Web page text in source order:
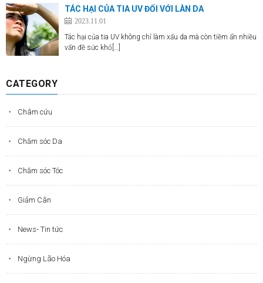
TÁC HẠI CỦA TIA UV ĐỐI VỚI LÀN DA
2023.11.01
Tác hại của tia UV không chỉ làm xấu da mà còn tiềm ẩn nhiều
vấn đề sức khỏ[…]
CATEGORY
Châm cứu
Chăm sóc Da
Chăm sóc Tóc
Giảm Cân
News- Tin tức
Ngừng Lão Hóa